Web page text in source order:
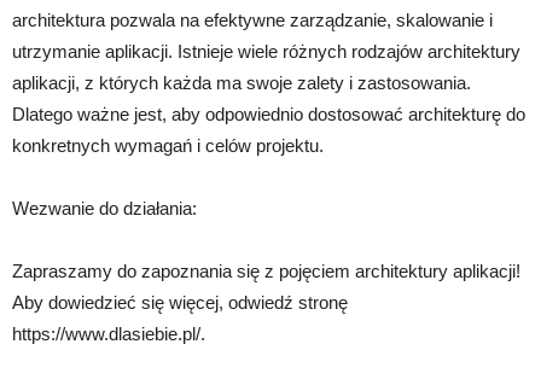
architektura pozwala na efektywne zarządzanie, skalowanie i
utrzymanie aplikacji. Istnieje wiele różnych rodzajów architektury
aplikacji, z których każda ma swoje zalety i zastosowania.
Dlatego ważne jest, aby odpowiednio dostosować architekturę do
konkretnych wymagań i celów projektu.
Wezwanie do działania:
Zapraszamy do zapoznania się z pojęciem architektury aplikacji!
Aby dowiedzieć się więcej, odwiedź stronę
https://www.dlasiebie.pl/.